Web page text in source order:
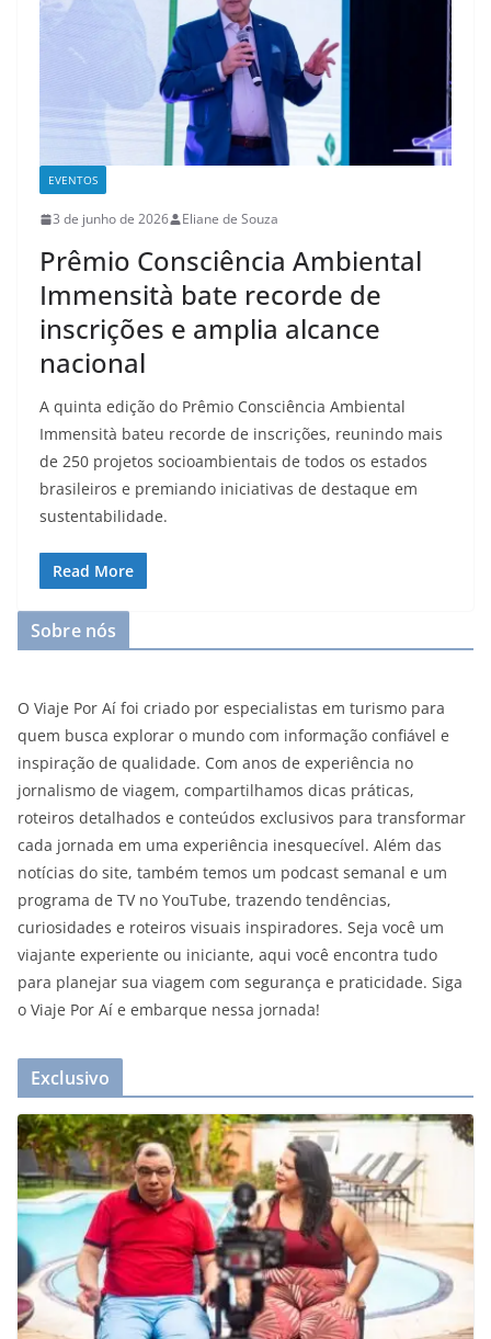
EVENTOS
3 de junho de 2026 Eliane de Souza
Prêmio Consciência Ambiental
Immensità bate recorde de
inscrições e amplia alcance
nacional
A quinta edição do Prêmio Consciência Ambiental
Immensità bateu recorde de inscrições, reunindo mais
de 250 projetos socioambientais de todos os estados
brasileiros e premiando iniciativas de destaque em
sustentabilidade.
Read More
Sobre nós
O Viaje Por Aí foi criado por especialistas em turismo para
quem busca explorar o mundo com informação confiável e
inspiração de qualidade. Com anos de experiência no
jornalismo de viagem, compartilhamos dicas práticas,
roteiros detalhados e conteúdos exclusivos para transformar
cada jornada em uma experiência inesquecível. Além das
notícias do site, também temos um podcast semanal e um
programa de TV no YouTube, trazendo tendências,
curiosidades e roteiros visuais inspiradores. Seja você um
viajante experiente ou iniciante, aqui você encontra tudo
para planejar sua viagem com segurança e praticidade. Siga
o Viaje Por Aí e embarque nessa jornada!
Exclusivo